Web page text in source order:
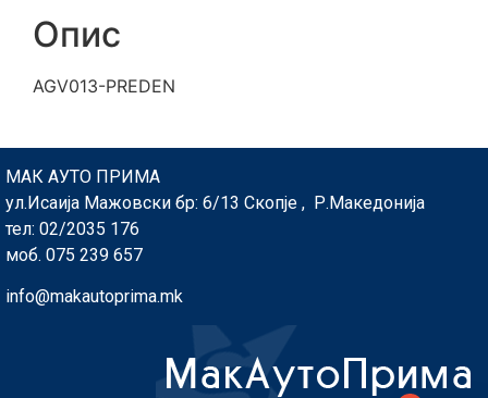
Опис
AGV013-PREDEN
МАК АУТО ПРИМА
ул.Исаија Мажовски бр: 6/13 Скопје , Р.Македонија
тел: 02/2035 176
моб. 075 239 657
info@makautoprima.mk